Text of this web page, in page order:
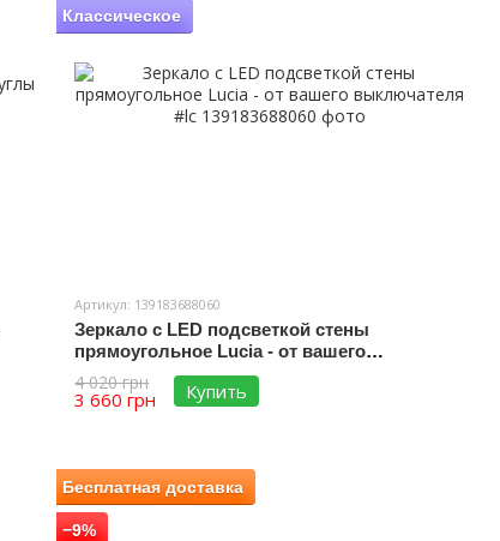
Классическое
Артикул: 139183688060
Зеркало с LED подсветкой стены
прямоугольное Lucia - от вашего
выключателя #lc
4 020 грн
3 660 грн Купить
Бесплатная доставка
−9%